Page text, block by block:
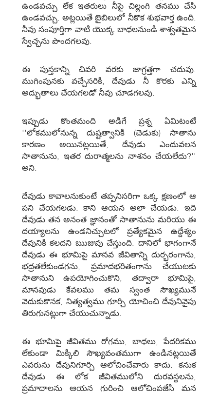
ఉండవచ్చు లేక ఇతరులు నీపై చిల్లంగి తనము చేసి
ఉండవచ్చు. అట్లయితే బైబిలులో నీకొక శుభవార్త ఉంది.
నీవు సంపూర్తిగా వాటి యొక్క బాధలనుండి శాశ్వతమైన
స్వేచ్ఛను పొందగలవు.
ఈ పుస్తకాన్ని చివరి వరకు జాగ్రత్తగా చదువు.
ముగింపునకు వచ్చేసరికి, దేవుడు నీ కొరకు ఎన్ని
అద్భుతాలు చేయగలడో నీవు చూడగలవు.
ఇప్పుడు కొంతమంది అడిగే ప్రశ్న ఏమిటంటే
''లోకములోనున్న దుష్టత్వానికి (చెడుకు) సాతాను
కారణం అయినట్లయితే, దేవుడు ఎందువలన
సాతానును, ఇతర దురాత్మలను నాశనం చేయలేదు?''
అని.
దేవుడు కావాలనుకుంటే తప్పనిసరిగా ఒక్క క్షణంలో ఆ
పని చేయగలడు. కాని ఆయన అలా చేయడు. ఇది
దేవుడు తన అనంత జ్ఞానంతో సాతానును మరియు ఈ
దయ్యాలను ఉండనిచ్చుటలో ప్రత్యేకమైన ఉద్దేశ్యం
దేవునికి కలదని ఋజువు చేస్తుంది. దానిలో భాగంగానే
దేవుడు ఈ భూమిపై మానవ జీవితాన్ని దుర్భరంగాను,
భద్రతలేకుండగను, ప్రమాదభరితంగాను చేయుటకు
సాతానుని ఉపయోగించుకొని, తద్వారా భూమిపై,
మానవుడు కేవలము తమ స్వంత సౌఖ్యమునే
వెదుకుకొనక, నిత్యత్వము గూర్చి యోచించి దేవునివైపు
తిరుగునట్లుగా చేయుచున్నాడు.
ఈ భూమిపై జీవితము రోగము, బాధలు, పేదరికము
లేకుండా మిక్కిలి సౌఖ్యవంతముగా ఉండినట్లయితే
ఎవరును దేవునిగూర్చి ఆలోచించేవారు కాదు. కనుక
దేవుడు ఈ లోక జీవితములోని దురవస్థలను,
ప్రమాదాలను ఆయన గురించి ఆలోచింపజేసి మన